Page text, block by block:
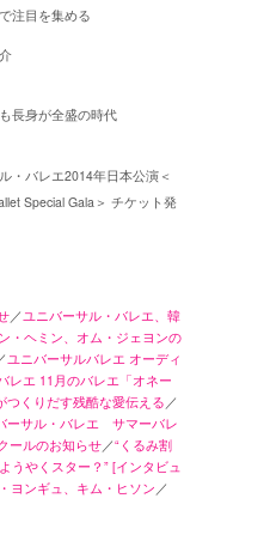
注目を集める
長身が全盛の時代
・バレエ2014年日本公演＜
Special Gala＞ チケット発
／ユニバーサル・バレエ、韓
・ヘミン、オム・ジェヨンの
ユニバーサルバレエ オーディ
レエ 11月のバレエ「オネー
つくりだす残酷な愛伝える ／
ーサル・バレエ サマーバレ
ールのお知らせ／“くるみ割
うやくスター？” [インタビュ
ヨンギュ、キム・ヒソン ／